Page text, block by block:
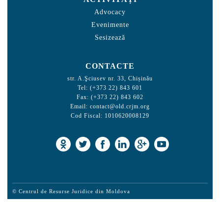
Advocacy
Evenimente
Sesizează
CONTACTE
str. A.Şciusev nr. 33, Chișinău
Tel: (+373 22) 843 601
Fax: (+373 22) 843 602
Email: contact@old.crjm.org
Cod Fiscal: 1010620008129
© Centrul de Resurse Juridice din Moldova